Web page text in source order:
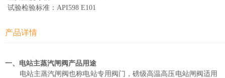
试验检验标准：API598 E101
产品详情
一、电站主蒸汽闸阀产品用途
电站主蒸汽闸阀也称电站专用阀门，磅级高温高压电站闸阀适用